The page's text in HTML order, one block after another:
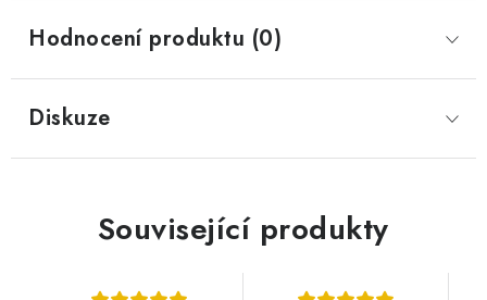
Hodnocení produktu (0)
Diskuze
Související produkty